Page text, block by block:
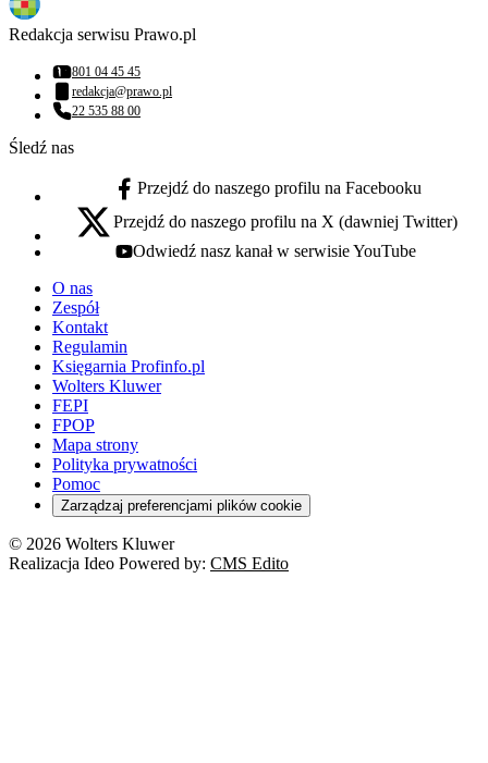
Redakcja serwisu Prawo.pl
Numer telefonu:
801 04 45 45
Adres email:
redakcja@prawo.pl
Numer telefonu:
22 535 88 00
Śledź nas
facebook - otwiera się w nowej karcie
Przejdź do naszego profilu na Facebooku
x - otwiera się w nowej karcie
Przejdź do naszego profilu na X (dawniej Twitter)
youtube - otwiera się w nowej karcie
Odwiedź nasz kanał w serwisie YouTube
O nas
Zespół
Kontakt
Regulamin
Księgarnia Profinfo.pl
Wolters Kluwer
FEPI
FPOP
Mapa strony
Polityka prywatności
Pomoc
Zarządzaj preferencjami plików cookie
© 2026 Wolters Kluwer
Realizacja Ideo Powered by: CMS Edito